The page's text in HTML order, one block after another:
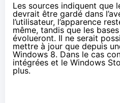
Les sources indiquent que
devrait être gardé dans
l’utilisateur, l’apparence
même, tandis que les
évolueront. Il ne serait
mettre à jour que depuis
Windows 8. Dans le cas
intégrées et le Windows
plus.